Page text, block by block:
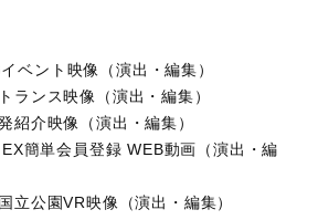
ベント映像（演出・編集）
ランス映像（演出・編集）
紹介映像（演出・編集）
簡単会員登録 WEB動画（演出・編
立公園VR映像（演出・編集）